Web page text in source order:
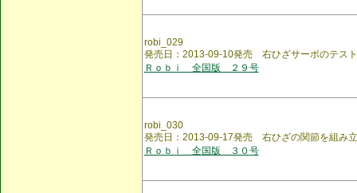
robi_029
発売日：2013-09-10発売 右ひざサーボのテス
Ｒｏｂｉ 全国版 ２９号
robi_030
発売日：2013-09-17発売 右ひざの関節を組み
Ｒｏｂｉ 全国版 ３０号